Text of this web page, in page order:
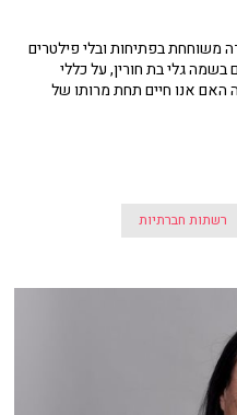
משוחחת בפתיחות ובלי פילטרים
גלי בת חורין, על כללי
האם אנו חיים תחת מרותו של
רשתות חברתיות